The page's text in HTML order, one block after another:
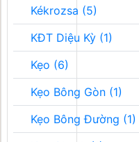
Kékrozsa (5)
KĐT Diệu Kỳ (1)
Kẹo (6)
Kẹo Bông Gòn (1)
Kẹo Bông Đường (1)